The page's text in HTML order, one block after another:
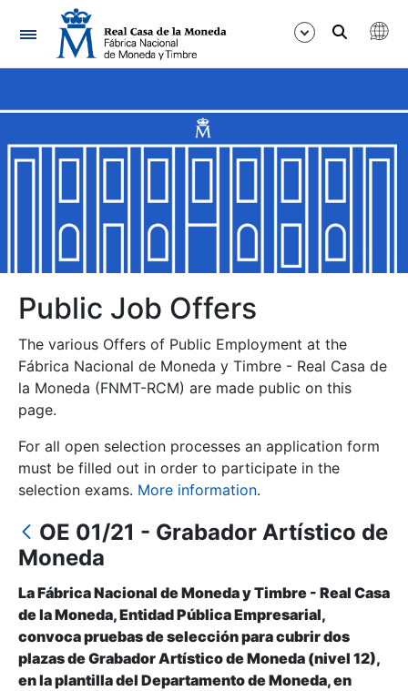
Navigation
Show/Hide
Show/Hide
Show/Hide
Show/Hide
Show/Hide
Show/Hide
Show/Hide
Public Job Offers
The various Offers of Public Employment at the
Fábrica Nacional de Moneda y Timbre - Real Casa de
la Moneda (FNMT-RCM) are made public on this
page.
For all open selection processes an application form
must be filled out in order to participate in the
selection exams. More information.
OE 01/21 - Grabador Artístico de
Moneda
La Fábrica Nacional de Moneda y Timbre - Real Casa
de la Moneda, Entidad Pública Empresarial,
convoca pruebas de selección para cubrir dos
plazas de Grabador Artístico de Moneda (nivel 12),
en la plantilla del Departamento de Moneda, en